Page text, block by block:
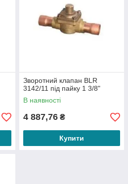
Зворотний клапан BLR
3142/11 під пайку 1 3/8"
В наявності
4 887,76 ₴
Купити